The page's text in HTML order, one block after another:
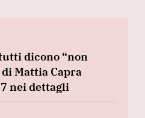
dicono “non
Mattia Capra
nei dettagli